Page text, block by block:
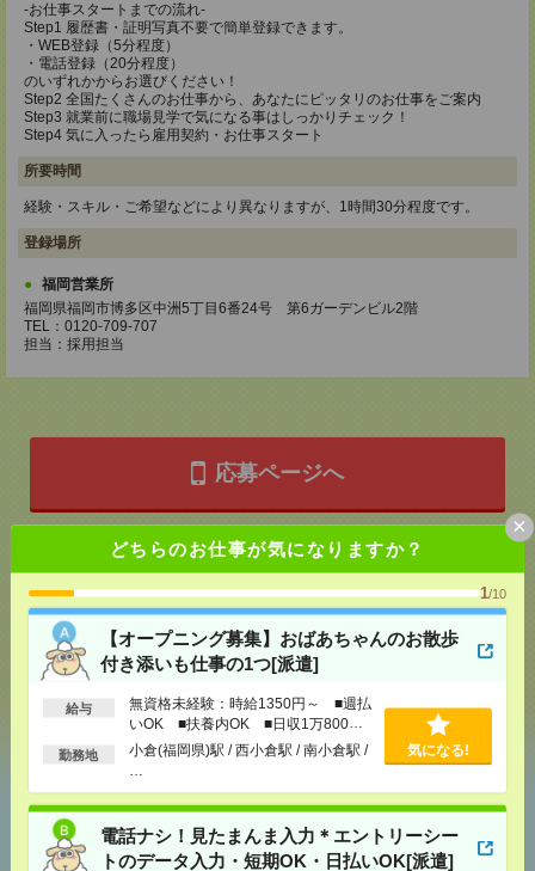
どちらのお仕事が気になりますか？
1/10
【オープニング募集】おばあちゃんのお散歩
付き添いも仕事の1つ[派遣]
給与
無資格未経験：時給1350円～ ■週払
いOK ■扶養内OK ■日収1万800円
以上
勤務地
小倉(福岡県)駅 / 西小倉駅 / 南小倉駅 /
気になる!
電話ナシ！見たまんま入力＊エントリーシー
トのデータ入力・短期OK・日払いOK[派遣]
×
-お仕事スタートまでの流れ-
Step1 履歴書・証明写真不要で簡単登録できます。
・WEB登録（5分程度）
・電話登録（20分程度）
のいずれかからお選びください！
Step2 全国たくさんのお仕事から、あなたにピッタリのお仕事をご案内
Step3 就業前に職場見学で気になる事はしっかりチェック！
Step4 気に入ったら雇用契約・お仕事スタート
所要時間
経験・スキル・ご希望などにより異なりますが、1時間30分程度です。
登録場所
福岡営業所
福岡県福岡市博多区中洲5丁目6番24号 第6ガーデンビル2階
TEL：0120-709-707
担当：採用担当
応募ページへ
気になる！ 電話応募
メールで送る LINEで送る
シェア ツイート ブックマーク
あなたの閲覧履歴からの
おすすめ